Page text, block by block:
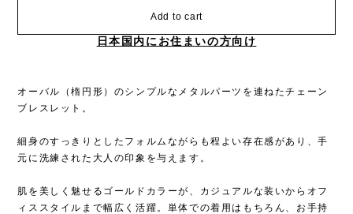
Add to cart
日本国内にお住まいの方向け
オーバル（楕円形）のシンプルなメタルパーツを連ねたチェーン
ブレスレット。
細身のすっきりとしたフォルムながらも程よい存在感があり、手
元に洗練された大人の印象を与えます。
肌を美しく魅せるゴールドカラーが、カジュアルな装いからオフ
ィススタイルまで幅広く活躍。単体での着用はもちろん、お手持